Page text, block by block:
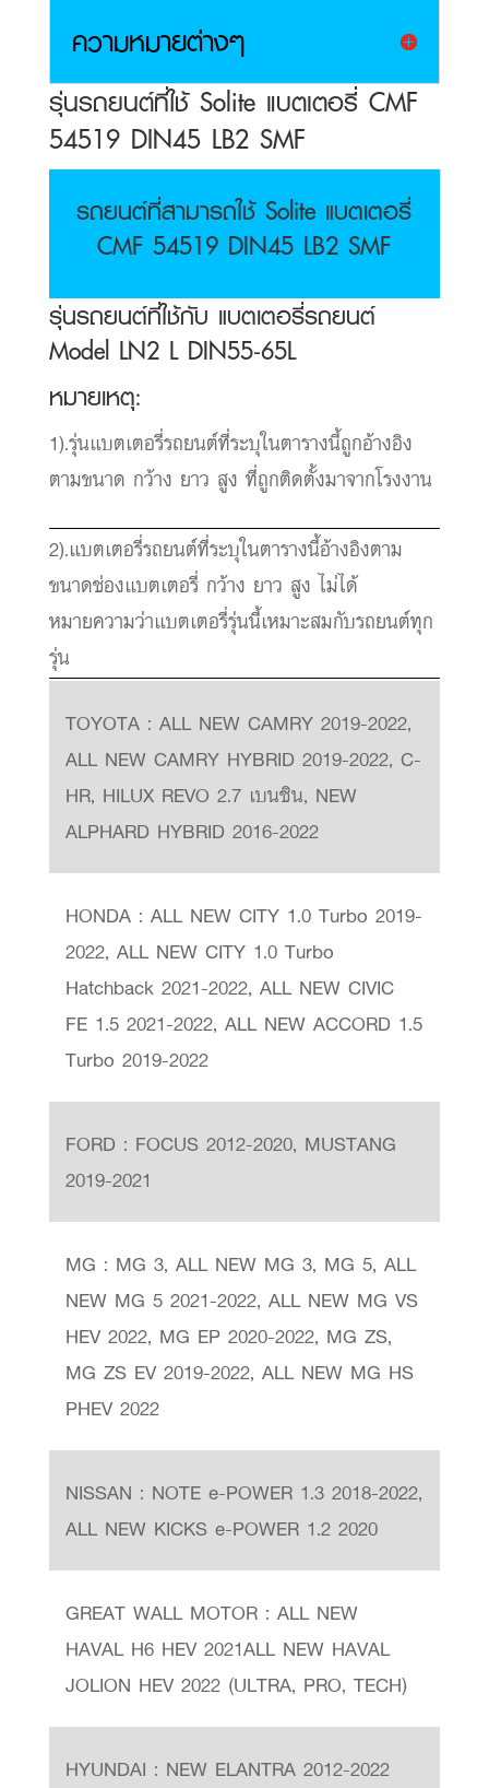
ความหมายต่างๆ
รุ่นรถยนต์ที่ใช้ Solite แบตเตอรี่ CMF
54519 DIN45 LB2 SMF
รถยนต์ที่สามารถใช้ Solite แบตเตอรี่
CMF 54519 DIN45 LB2 SMF
รุ่นรถยนต์ที่ใช้กับ แบตเตอรี่รถยนต์
Model LN2 L DIN55-65L
หมายเหตุ:
1).รุ่นแบตเตอรี่รถยนต์ที่ระบุในตารางนี้ถูกอ้างอิง
ตามขนาด กว้าง ยาว สูง ที่ถูกติดตั้งมาจากโรงงาน
2).แบตเตอรี่รถยนต์ที่ระบุในตารางนี้อ้างอิงตาม
ขนาดช่องแบตเตอรี่ กว้าง ยาว สูง ไม่ได้
หมายความว่าแบตเตอรี่รุ่นนี้เหมาะสมกับรถยนต์ทุก
รุ่น
TOYOTA : ALL NEW CAMRY 2019-2022,
ALL NEW CAMRY HYBRID 2019-2022, C-
HR, HILUX REVO 2.7 เบนซิน, NEW
ALPHARD HYBRID 2016-2022
HONDA : ALL NEW CITY 1.0 Turbo 2019-
2022, ALL NEW CITY 1.0 Turbo
Hatchback 2021-2022, ALL NEW CIVIC
FE 1.5 2021-2022, ALL NEW ACCORD 1.5
Turbo 2019-2022
FORD : FOCUS 2012-2020, MUSTANG
2019-2021
MG : MG 3, ALL NEW MG 3, MG 5, ALL
NEW MG 5 2021-2022, ALL NEW MG VS
HEV 2022, MG EP 2020-2022, MG ZS,
MG ZS EV 2019-2022, ALL NEW MG HS
PHEV 2022
NISSAN : NOTE e-POWER 1.3 2018-2022,
ALL NEW KICKS e-POWER 1.2 2020
GREAT WALL MOTOR : ALL NEW
HAVAL H6 HEV 2021ALL NEW HAVAL
JOLION HEV 2022 (ULTRA, PRO, TECH)
HYUNDAI : NEW ELANTRA 2012-2022